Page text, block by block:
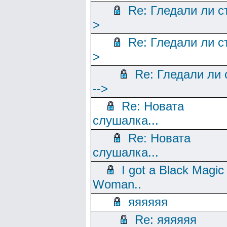
Re: Гледали ли
>
Re: Гледали ли
>
Re: Гледали ли
-->
Re: Новата
слушалка...
Re: Новата
слушалка...
I got a Black Magic
Woman..
яяяяяя
Re: яяяяяя